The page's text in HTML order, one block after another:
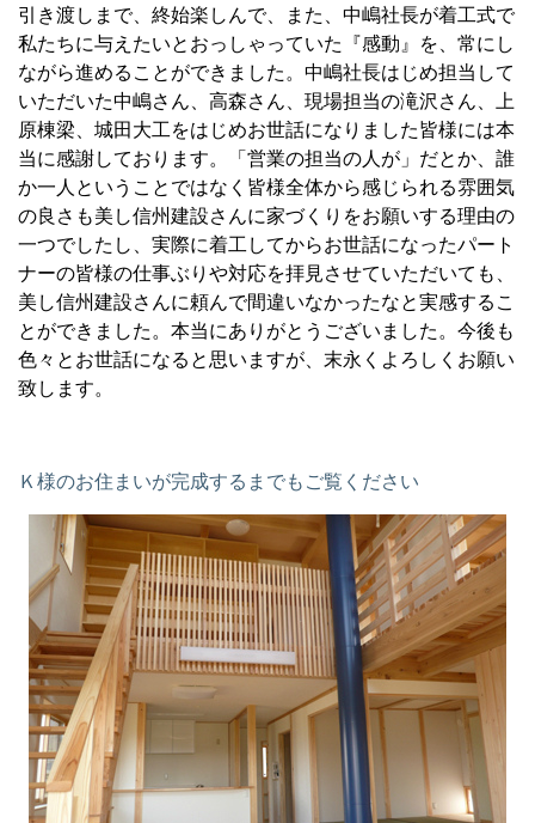
引き渡しまで、終始楽しんで、また、中嶋社長が着工式で
私たちに与えたいとおっしゃっていた『感動』を、常にし
ながら進めることができました。中嶋社長はじめ担当して
いただいた中嶋さん、高森さん、現場担当の滝沢さん、上
原棟梁、城田大工をはじめお世話になりました皆様には本
当に感謝しております。「営業の担当の人が」だとか、誰
か一人ということではなく皆様全体から感じられる雰囲気
の良さも美し信州建設さんに家づくりをお願いする理由の
一つでしたし、実際に着工してからお世話になったパート
ナーの皆様の仕事ぶりや対応を拝見させていただいても、
美し信州建設さんに頼んで間違いなかったなと実感するこ
とができました。本当にありがとうございました。今後も
色々とお世話になると思いますが、末永くよろしくお願い
致します。
Ｋ様のお住まいが完成するまでもご覧ください